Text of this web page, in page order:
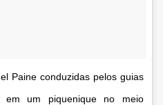
Paine conduzidas pelos guias
em um piquenique no meio